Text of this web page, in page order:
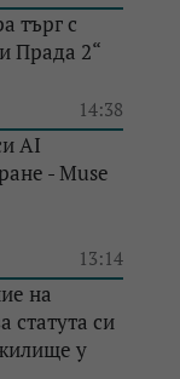
търг с
Прада 2“
14:38
AI
- Muse
13:14
на
статута си
у